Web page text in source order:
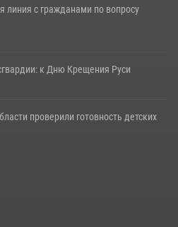
линия с гражданами по вопросу
к Дню Крещения Руси
проверили готовность детских